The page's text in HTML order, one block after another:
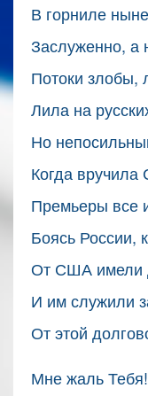
В горниле
Заслуженно, а
Потоки
Лила на
Но
Когда
Премьеры все
Боясь России,
От США имели
И им служили
От этой
Мне жаль